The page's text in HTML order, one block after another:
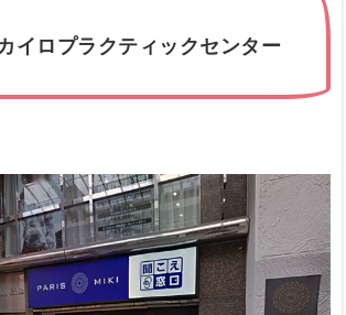
イロプラクティックセンター